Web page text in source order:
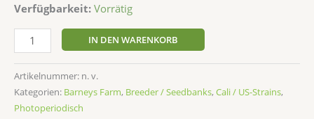
Verfügbarkeit: Vorrätig
IN DEN WARENKORB
Artikelnummer: n. v.
Kategorien: Barneys Farm, Breeder / Seedbanks, Cali / US-Strains,
Photoperiodisch